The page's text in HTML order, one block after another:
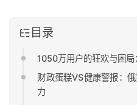
目录
1050万用户的狂欢与困
财政蛋糕VS健康警报：
力